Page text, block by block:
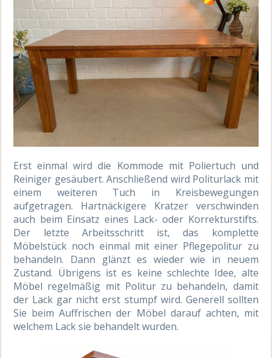
Erst einmal wird die Kommode mit Poliertuch und
Reiniger gesäubert. Anschließend wird Politurlack mit
einem weiteren Tuch in Kreisbewegungen
aufgetragen. Hartnäckigere Kratzer verschwinden
auch beim Einsatz eines Lack- oder Korrekturstifts.
Der letzte Arbeitsschritt ist, das komplette
Möbelstück noch einmal mit einer Pflegepolitur zu
behandeln. Dann glänzt es wieder wie in neuem
Zustand. Übrigens ist es keine schlechte Idee, alte
Möbel regelmäßig mit Politur zu behandeln, damit
der Lack gar nicht erst stumpf wird. Generell sollten
Sie beim Auffrischen der Möbel darauf achten, mit
welchem Lack sie behandelt wurden.